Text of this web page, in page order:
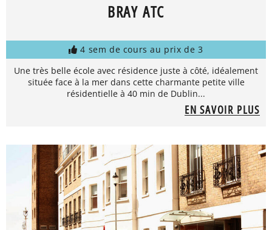
BRAY ATC
4 sem de cours au prix de 3
Une très belle école avec résidence juste à côté, idéalement
située face à la mer dans cette charmante petite ville
résidentielle à 40 min de Dublin...
EN SAVOIR PLUS